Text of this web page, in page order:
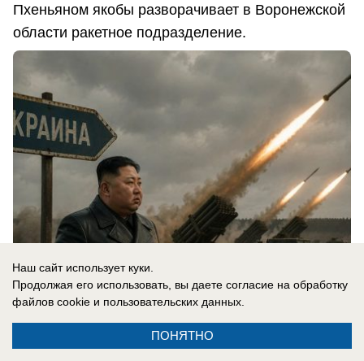
Пхеньяном якобы разворачивает в Воронежской
области ракетное подразделение.
Наш сайт использует куки.
Продолжая его использовать, вы даете согласие на обработку
файлов cookie и пользовательских данных.
ПОНЯТНО